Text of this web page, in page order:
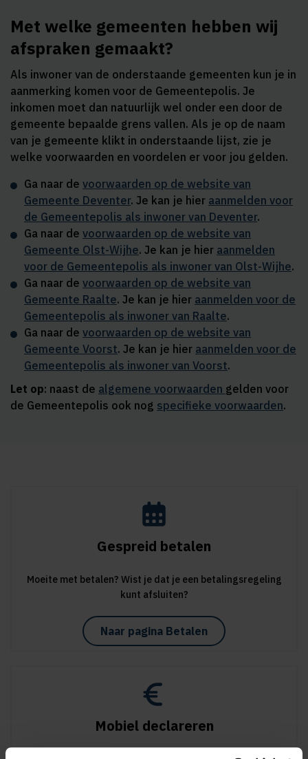
Met welke gemeenten hebben wij
afspraken gemaakt?
Als inwoner van de onderstaande gemeenten kun je in
aanmerking komen voor de Gemeentepolis. Je
inkomen moet dan natuurlijk wel onder een door de
gemeente bepaalde grens vallen. Als je op de naam
van je gemeente klikt in onderstaande lijst, zie je
welke voorwaarden en voordelen er voor jou gelden.
Ga naar de voorwaarden op de website van
Gemeente Deventer. Je kan je hier aanmelden voor
de Gemeentepolis als inwoner van Deventer.
Ga naar de voorwaarden op de website van
Gemeente Olst-Wijhe. Je kan je hier aanmelden
voor de Gemeentepolis als inwoner van Olst-Wijhe.
Ga naar de voorwaarden op de website van
Gemeente Raalte. Je kan je hier aanmelden voor de
Gemeentepolis als inwoner van Raalte.
Ga naar de voorwaarden op de website van
Gemeente Voorst. Je kan je hier aanmelden voor de
Gemeentepolis als inwoner van Voorst.
Let op: naast de algemene voorwaarden gelden voor
de Gemeentepolis ook nog specifieke voorwaarden.
Gespreid betalen
Moeite met betalen? Wist je dat je een betalingsregeling
kunt afsluiten?
Naar pagina Betalen
Mobiel declareren